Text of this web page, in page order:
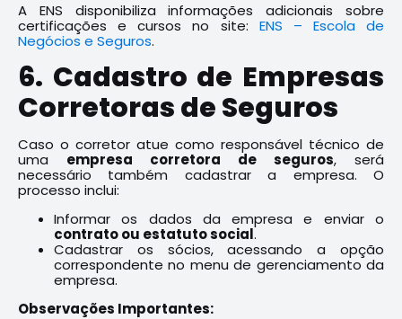
A ENS disponibiliza informações adicionais sobre
certificações e cursos no site: ENS – Escola de
Negócios e Seguros.
6. Cadastro de Empresas
Corretoras de Seguros
Caso o corretor atue como responsável técnico de
uma empresa corretora de seguros, será
necessário também cadastrar a empresa. O
processo inclui:
Informar os dados da empresa e enviar o
contrato ou estatuto social.
Cadastrar os sócios, acessando a opção
correspondente no menu de gerenciamento da
empresa.
Observações Importantes: